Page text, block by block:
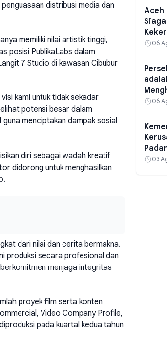
distribusi media dan
memiliki nilai artistik tinggi,
posisi PublikaLabs dalam
7 Studio di kawasan Cibubur
kami untuk tidak sekadar
potensi besar dalam
menciptakan dampak sosial
diri sebagai wadah kreatif
didorong untuk menghasilkan
dari nilai dan cerita bermakna.
produksi secara profesional dan
menjaga integritas
proyek film serta konten
Video Company Profile,
pada kuartal kedua tahun
Aceh
PU06
06
03